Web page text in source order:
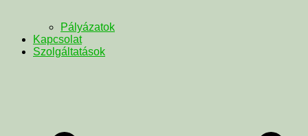
Pályázatok
Kapcsolat
Szolgáltatások